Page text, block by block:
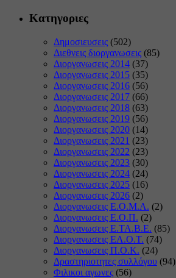
Κατηγοριες
Δημοσιευσεις (502)
Διεθνεις διοργανωσεις (85)
Διοργανωσεις 2014 (37)
Διοργανωσεις 2015 (35)
Διοργανωσεις 2016 (56)
Διοργανωσεις 2017 (66)
Διοργανωσεις 2018 (63)
Διοργανωσεις 2019 (56)
Διοργανωσεις 2020 (14)
Διοργανωσεις 2021 (23)
Διοργανωσεις 2022 (23)
Διοργανωσεις 2023 (30)
Διοργανωσεις 2024 (24)
Διοργανωσεις 2025 (16)
Διοργανωσεις 2026 (2)
Διοργανωσεις Ε.Ο.Μ.Α. (2)
Διοργανωσεις Ε.Ο.Π. (2)
Διοργανωσεις Ε.ΤΑ.Β.Ε. (85)
Διοργανωσεις ΕΛ.Ο.Τ. (74)
Διοργανωσεις Π.Ο.Κ. (24)
Δραστηριοτητες συλλόγου (94)
Φιλικοι αγωνες (56)